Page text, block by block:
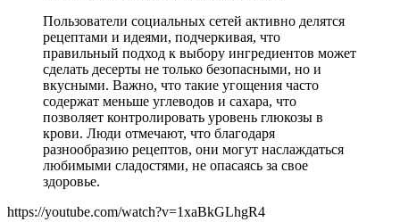
Пользователи социальных сетей активно делятся
рецептами и идеями, подчеркивая, что
правильный подход к выбору ингредиентов может
сделать десерты не только безопасными, но и
вкусными. Важно, что такие угощения часто
содержат меньше углеводов и сахара, что
позволяет контролировать уровень глюкозы в
крови. Люди отмечают, что благодаря
разнообразию рецептов, они могут наслаждаться
любимыми сладостями, не опасаясь за свое
здоровье.
https://youtube.com/watch?v=1xaBkGLhgR4